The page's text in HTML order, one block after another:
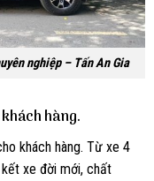
nghiệp – Tấn An Gia
hàng.
khách hàng. Từ xe 4
xe đời mới, chất